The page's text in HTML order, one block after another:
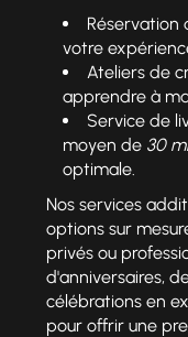
Réservation
votre
Ateliers de
apprendre à
Service de
moyen de 30
optimale.
Nos services
options sur
privés ou
d'anniversaires,
célébrations en
pour offrir une